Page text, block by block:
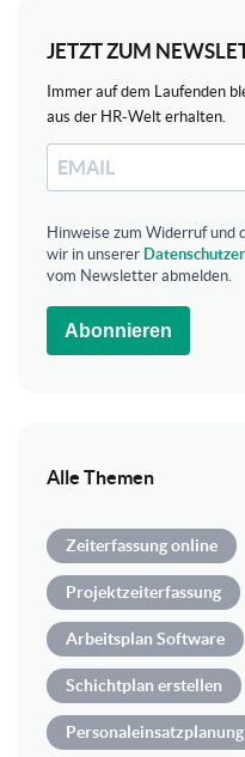
JETZT ZUM
Immer auf dem Laufenden
aus der HR-Welt erhalten.
Hinweise zum Widerruf und
wir in unserer
vom Newsletter abmelden.
Abonnieren
Alle Themen
Zeiterfassung online
Projektzeiterfassung
Arbeitsplan Software
Schichtplan erstellen